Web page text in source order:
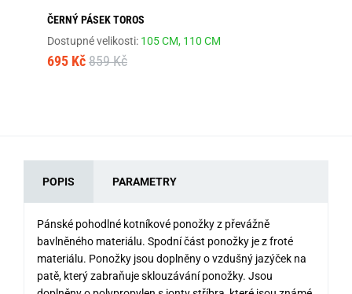
ČERNÝ PÁSEK TOROS
Dostupné velikosti: 105 CM, 110 CM
695 Kč 859 Kč
POPIS PARAMETRY
Pánské pohodlné kotníkové ponožky z převážně
bavlněného materiálu. Spodní část ponožky je z froté
materiálu. Ponožky jsou doplněny o vzdušný jazýček na
patě, který zabraňuje sklouzávání ponožky. Jsou